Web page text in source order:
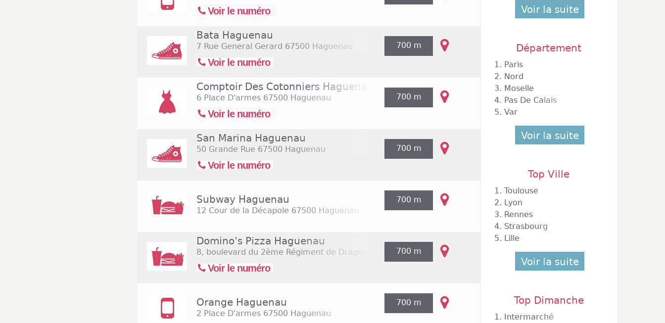
Voir le numéro
Bata Haguenau
7 Rue General Gerard 67500 Haguenau
Voir le numéro
700 m
Comptoir Des Cotonniers Haguenau
6 Place D'armes 67500 Haguenau
Voir le numéro
700 m
San Marina Haguenau
50 Grande Rue 67500 Haguenau
Voir le numéro
700 m
Subway Haguenau
12 Cour de la Décapole 67500 Haguenau
700 m
Domino's Pizza Haguenau
8, boulevard du 2ème Régiment de Dragons 67500 Haguenau
Voir le numéro
700 m
Orange Haguenau
2 Place D'armes 67500 Haguenau
700 m
Voir la suite
Département
1. Paris
2. Nord
3. Moselle
4. Pas De Calais
5. Var
Voir la suite
Top Ville
1. Toulouse
2. Lyon
3. Rennes
4. Strasbourg
5. Lille
Voir la suite
Top Dimanche
1. Intermarché